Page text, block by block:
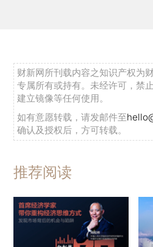
财新网所刊载内容之知识产权为
专属所有或持有。未经许可，禁
建立镜像等任何使用。
如有意愿转载，请发邮件至
确认及授权后，方可转载。
推荐阅读